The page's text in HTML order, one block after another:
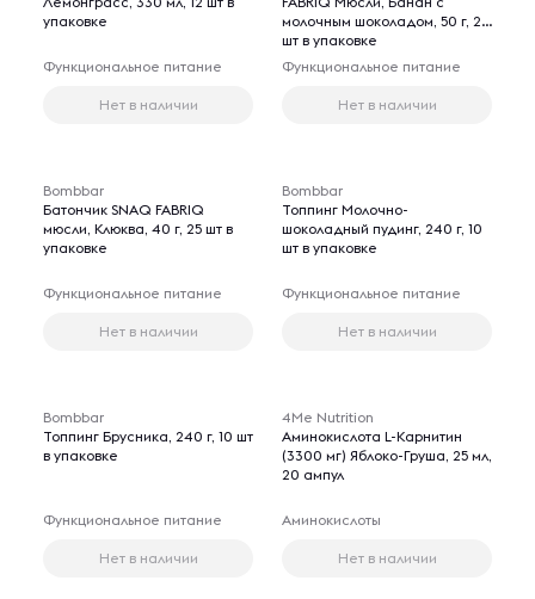
упаковке
Функциональное питание
Нет в наличии
молочным шоколадом, 50 г, 25
шт в упаковке
Функциональное питание
Нет в наличии
Bombbar
Батончик SNAQ FABRIQ
мюсли, Клюква, 40 г, 25 шт в
упаковке
Функциональное питание
Нет в наличии
Bombbar
Топпинг Молочно-
шоколадный пудинг, 240 г, 10
шт в упаковке
Функциональное питание
Нет в наличии
Bombbar
Топпинг Брусника, 240 г, 10 шт
в упаковке
Функциональное питание
Нет в наличии
4Me Nutrition
Аминокислота L-Карнитин
(3300 мг) Яблоко-Груша, 25 мл,
20 ампул
Аминокислоты
Нет в наличии